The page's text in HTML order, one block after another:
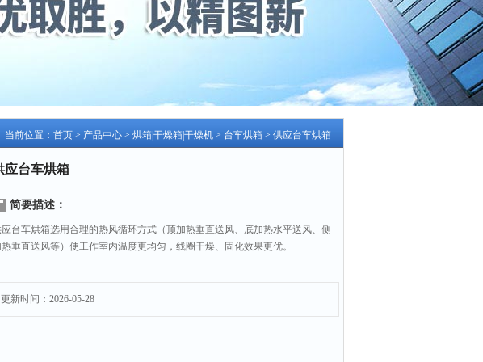
当前位置： 首页 > 产品中心 > 烘箱|干燥箱|干燥机 > 台车烘箱 > 供应台车烘箱
应台车烘箱
简要描述：
台车烘箱选用合理的热风循环方式（顶加热垂直送风、底加热水平送风、侧
热垂直送风等）使工作室内温度更均匀，线圈干燥、固化效果更优。
更新时间：2026-05-28